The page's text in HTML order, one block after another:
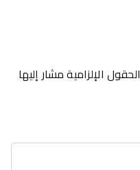
الحقول الإلزامية مشار إليها